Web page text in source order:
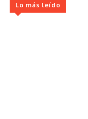
Lo más leído